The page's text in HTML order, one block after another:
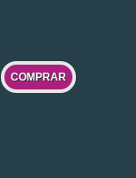
COMPRAR